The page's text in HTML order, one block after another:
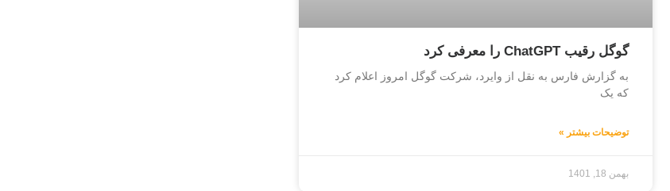
گوگل رقیب ChatGPT را معرفی کرد
به گزارش فارس به نقل از وایرد، شرکت گوگل امروز اعلام کرد
که یک
توضیحات بیشتر »
بهمن 18, 1401